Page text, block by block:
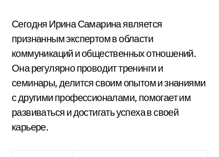
Сегодня Ирина Самарина является
признанным экспертом в области
коммуникаций и общественных отношений.
Она регулярно проводит тренинги и
семинары, делится своим опытом и знаниями
с другими профессионалами, помогает им
развиваться и достигать успеха в своей
карьере.